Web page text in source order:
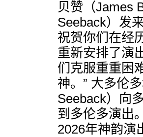
贝赞（James
Seeback）发
祝贺你们在经
重新安排了演
们克服重重困
神。” 大多伦
Seeback）向
到多伦多演出
2026年神韵演